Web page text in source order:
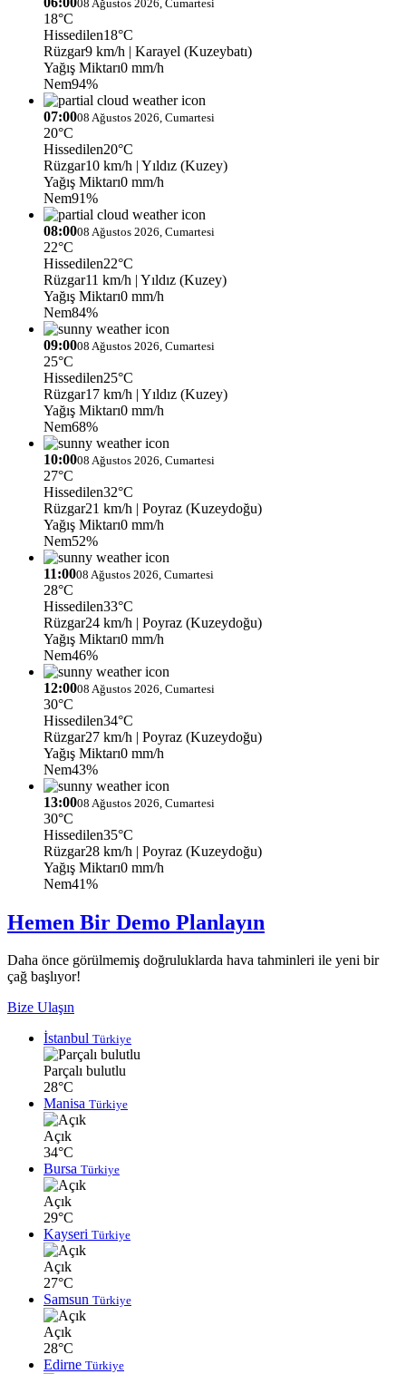
08 Ağustos 2026, Cumartesi
18°C
Hissedilen18°C
Rüzgar9 km/h | Karayel (Kuzeybatı)
Yağış Miktarı0 mm/h
Nem94%
07:0008 Ağustos 2026, Cumartesi
20°C
Hissedilen20°C
Rüzgar10 km/h | Yıldız (Kuzey)
Yağış Miktarı0 mm/h
Nem91%
08:0008 Ağustos 2026, Cumartesi
22°C
Hissedilen22°C
Rüzgar11 km/h | Yıldız (Kuzey)
Yağış Miktarı0 mm/h
Nem84%
09:0008 Ağustos 2026, Cumartesi
25°C
Hissedilen25°C
Rüzgar17 km/h | Yıldız (Kuzey)
Yağış Miktarı0 mm/h
Nem68%
10:0008 Ağustos 2026, Cumartesi
27°C
Hissedilen32°C
Rüzgar21 km/h | Poyraz (Kuzeydoğu)
Yağış Miktarı0 mm/h
Nem52%
11:0008 Ağustos 2026, Cumartesi
28°C
Hissedilen33°C
Rüzgar24 km/h | Poyraz (Kuzeydoğu)
Yağış Miktarı0 mm/h
Nem46%
12:0008 Ağustos 2026, Cumartesi
30°C
Hissedilen34°C
Rüzgar27 km/h | Poyraz (Kuzeydoğu)
Yağış Miktarı0 mm/h
Nem43%
13:0008 Ağustos 2026, Cumartesi
30°C
Hissedilen35°C
Rüzgar28 km/h | Poyraz (Kuzeydoğu)
Yağış Miktarı0 mm/h
Nem41%
Hemen Bir Demo Planlayın
Daha önce görülmemiş doğruluklarda hava tahminleri ile yeni bir
çağ başlıyor!
Bize Ulaşın
İstanbul Türkiye
Parçalı bulutlu
28°C
Manisa Türkiye
Açık
34°C
Bursa Türkiye
Açık
29°C
Kayseri Türkiye
Açık
27°C
Samsun Türkiye
Açık
28°C
Edirne Türkiye